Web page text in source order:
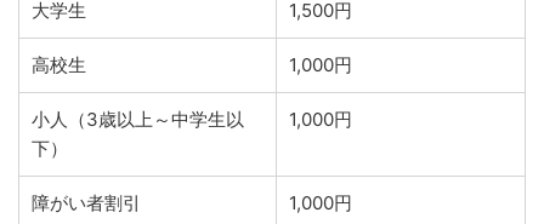
大学生 1,500円
高校生 1,000円
小人（3歳以上～中学生以
下）
1,000円
障がい者割引 1,000円